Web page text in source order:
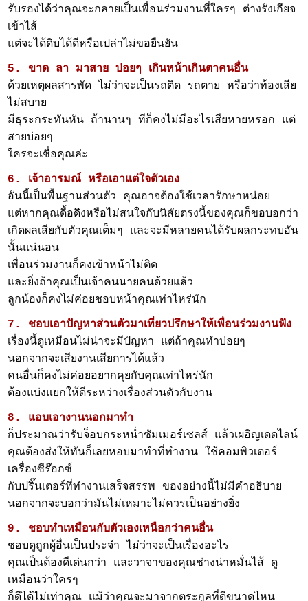
รับรองได้ว่าคุณจะกลายเป็นเพื่อนร่วมงานที่ใครๆ ต่างรังเกียจ
เข้าไส้
แต่จะได้ดิบได้ดีหรือเปล่าไม่ขอยืนยัน
5. ขาด ลา มาสาย บ่อยๆ เกินหน้าเกินตาคนอื่น
ด้วยเหตุผลสารพัด ไม่ว่าจะเป็นรถติด รถตาย หรือว่าท้องเสีย
ไม่สบาย
มีธุระกระทันหัน ถ้านานๆ ทีก็คงไม่มีอะไรเสียหายหรอก แต่
สายบ่อยๆ
ใครจะเชื่อคุณล่ะ
6. เจ้าอารมณ์ หรือเอาแต่ใจตัวเอง
อันนี้เป็นพื้นฐานส่วนตัว คุณอาจต้องใช้เวลารักษาหน่อย
แต่หากคุณดื้อดึงหรือไม่สนใจกับนิสัยตรงนี้ของคุณก็ขอบอกว่า
เกิดผลเสียกับตัวคุณเต็มๆ และจะมีหลายคนได้รับผลกระทบอัน
นั้นแน่นอน
เพื่อนร่วมงานก็คงเข้าหน้าไม่ติด
และยิ่งถ้าคุณเป็นเจ้าคนนายคนด้วยแล้ว
ลูกน้องก็คงไม่ค่อยชอบหน้าคุณเท่าไหร่นัก
7. ชอบเอาปัญหาส่วนตัวมาเที่ยวปรึกษาให้เพื่อนร่วมงานฟัง
เรื่องนี้ดูเหมือนไม่น่าจะมีปัญหา แต่ถ้าคุณทำบ่อยๆ
นอกจากจะเสียงานเสียการได้แล้ว
คนอื่นก็คงไม่ค่อยอยากคุยกับคุณเท่าไหร่นัก
ต้องแบ่งแยกให้ดีระหว่างเรื่องส่วนตัวกับงาน
8. แอบเอางานนอกมาทำ
ก็ประมาณว่ารับจ็อบกระหน่ำซัมเมอร์เซลส์ แล้วเผอิญเดดไลน์
คุณต้องส่งให้ทันก็เลยหอบมาทำที่ทำงาน ใช้คอมพิวเตอร์
เครื่องซีร๊อกซ์
กับปริ๊นเตอร์ที่ทำงานเสร็จสรรพ ของอย่างนี้ไม่มีคำอธิบาย
นอกจากจะบอกว่ามันไม่เหมาะไม่ควรเป็นอย่างยิ่ง
9. ชอบทำเหมือนกับตัวเองเหนือกว่าคนอื่น
ชอบดูถูกผู้อื่นเป็นประจำ ไม่ว่าจะเป็นเรื่องอะไร
คุณเป็นต้องดีเด่นกว่า และวาจาของคุณช่างน่าหมั่นไส้ ดู
เหมือนว่าใครๆ
ก็ดีได้ไม่เท่าคุณ แม้ว่าคุณจะมาจากตระกูลที่ดีขนาดไหน